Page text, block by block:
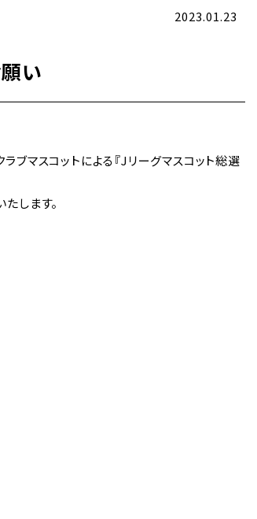
2023.01.23
い
ブマスコットによる『Jリーグマスコット総選
します。